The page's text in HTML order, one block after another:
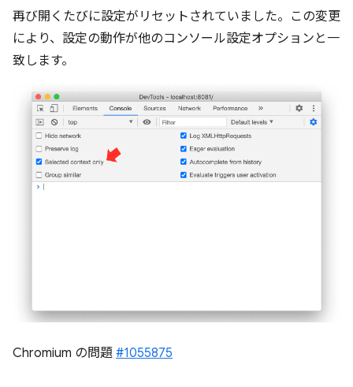
再び開くたびに設定がリセットされていました。この変更
により、設定の動作が他のコンソール設定オプションと一
致します。
Chromium の問題 #1055875